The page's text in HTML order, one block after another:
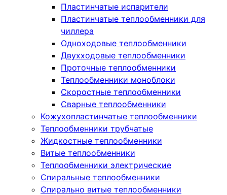
Пластинчатые испарители
Пластинчатые теплообменники для
чиллера
Одноходовые теплообменники
Двухходовые теплообменники
Проточные теплообменники
Теплообменники моноблоки
Скоростные теплообменники
Сварные теплообменники
Кожухопластинчатые теплообменники
Теплообменники трубчатые
Жидкостные теплообменники
Витые теплообменники
Теплообменники электрические
Спиральные теплообменники
Спирально витые теплообменники